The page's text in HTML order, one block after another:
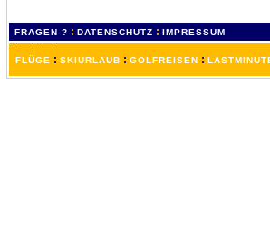
FRAGEN ? : DATENSCHUTZ : IMPRESSUM
FLÜGE : SKIURLAUB : GOLFREISEN :